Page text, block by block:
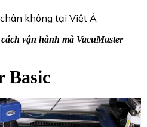
không tại Việt Á
vận hành mà VacuMaster
Basic